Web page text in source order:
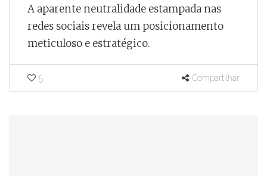
A aparente neutralidade estampada nas
redes sociais revela um posicionamento
meticuloso e estratégico.
5 Compartilhar